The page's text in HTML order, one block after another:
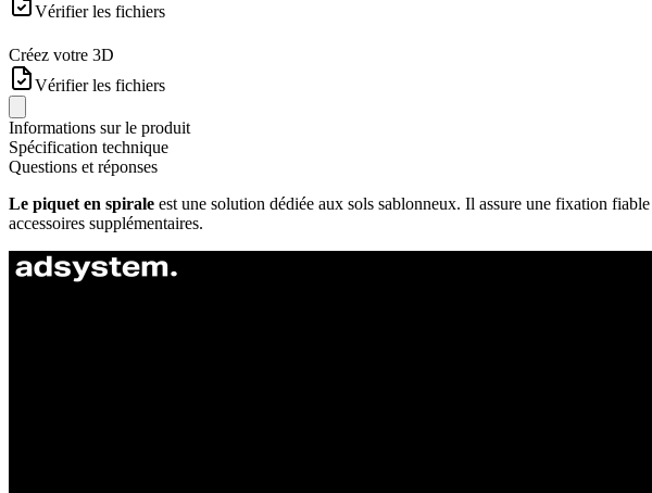
Vérifier les fichiers
Créez votre 3D
Vérifier les fichiers
Informations sur le produit
Spécification technique
Questions et réponses
Le piquet en spirale est une solution dédiée aux sols sablonneux. Il assure une fixation
accessoires supplémentaires.